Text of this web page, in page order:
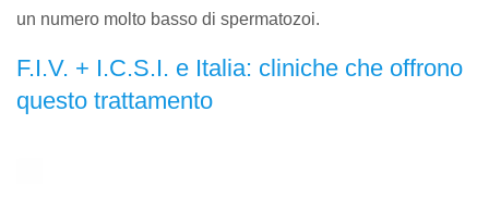
un numero molto basso di spermatozoi.
F.I.V. + I.C.S.I. e Italia: cliniche che offrono
questo trattamento